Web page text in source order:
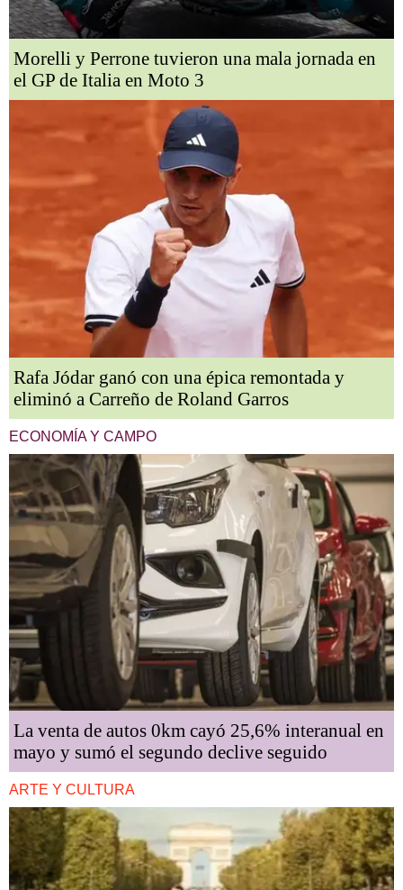
Morelli y Perrone tuvieron una mala jornada en
el GP de Italia en Moto 3
Rafa Jódar ganó con una épica remontada y
eliminó a Carreño de Roland Garros
ECONOMÍA Y CAMPO
La venta de autos 0km cayó 25,6% interanual en
mayo y sumó el segundo declive seguido
ARTE Y CULTURA